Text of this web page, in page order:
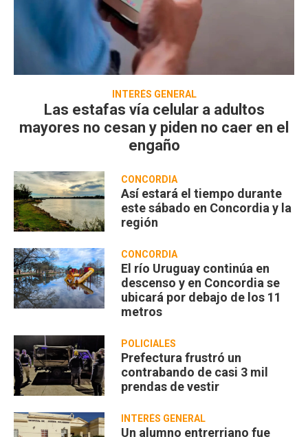
INTERÉS GENERAL
Las estafas vía celular a adultos
mayores no cesan y piden no caer en el
engaño
CONCORDIA
Así estará el tiempo durante
este sábado en Concordia y la
región
CONCORDIA
El río Uruguay continúa en
descenso y en Concordia se
ubicará por debajo de los 11
metros
POLICIALES
Prefectura frustró un
contrabando de casi 3 mil
prendas de vestir
INTERÉS GENERAL
Un alumno entrerriano fue